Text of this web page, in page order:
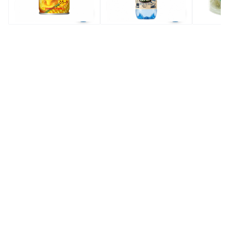
全場買4送1(共選5件商品)
全場買4送1(共選5件商品)